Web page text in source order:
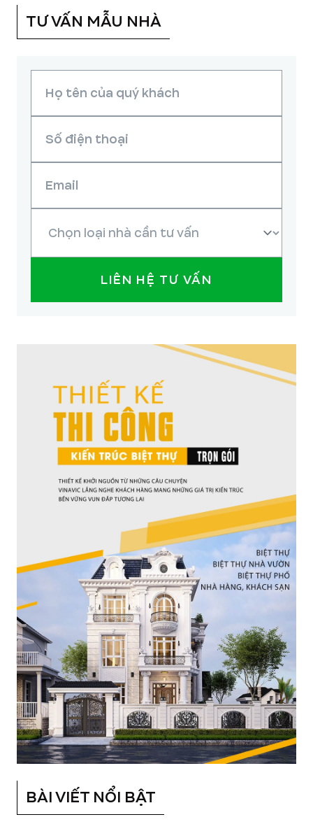
TƯ VẤN MẪU NHÀ
LIÊN HỆ TƯ VẤN
BÀI VIẾT NỔI BẬT